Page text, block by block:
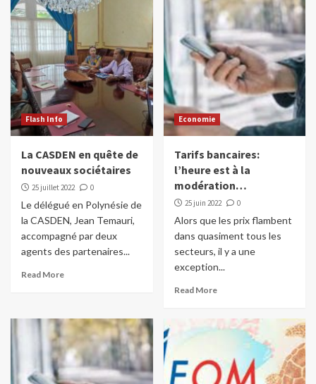
Flash Info
La CASDEN en quête de
nouveaux sociétaires
25 juillet 2022 0
Le délégué en Polynésie de
la CASDEN, Jean Temauri,
accompagné par deux
agents des partenaires...
Read More
Economie
Tarifs bancaires:
l’heure est à la
modération…
25 juin 2022 0
Alors que les prix flambent
dans quasiment tous les
secteurs, il y a une
exception...
Read More